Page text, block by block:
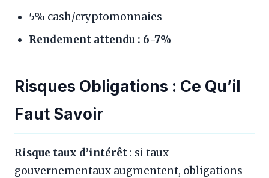
5% cash/cryptomonnaies
Rendement attendu : 6-7%
Risques Obligations : Ce Qu’il
Faut Savoir
Risque taux d’intérêt : si taux
gouvernementaux augmentent, obligations